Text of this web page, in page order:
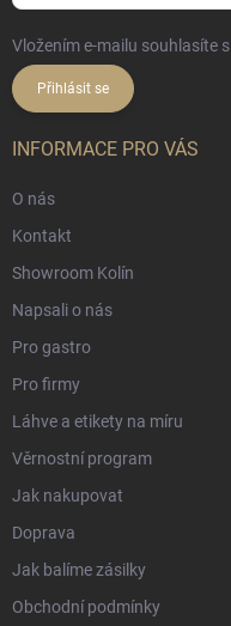
Vložením e-mailu souhlasíte s
Přihlásit se
INFORMACE PRO VÁS
O nás
Kontakt
Showroom Kolín
Napsali o nás
Pro gastro
Pro firmy
Láhve a etikety na míru
Věrnostní program
Jak nakupovat
Doprava
Jak balíme zásilky
Obchodní podmínky